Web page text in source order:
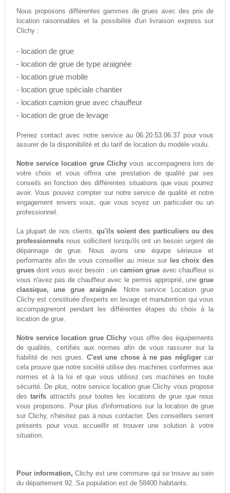
Nous proposons différentes gammes de grues avec des prix de
location raisonnables et la possibilité d'un livraison express sur
Clichy :
- location de grue
- location de grue de type araignée
- location grue mobile
- location grue spéciale chantier
- location camion grue avec chauffeur
- location de grue de levage
Prenez contact avec notre service au06.20.53.06.37 pour vous
assurer de la disponibilité et du tarif de location du modèle voulu.
Notre service location grue Clichy vous accompagnera lors de
votre choix et vous offrira une prestation de qualité par ses
conseils en fonction des différentes situations que vous pourrez
avoir. Vous pouvez compter sur notre service de qualité et notre
engagement envers vous, que vous soyez un particulier ou un
professionnel.
La plupart de nos clients, qu'ils soient des particuliers ou des
professionnelsnous sollicitent lorsqu'ils ont un besoin urgent de
dépannage de grue. Nous avons une équipe sérieuse et
performante afin de vous conseiller au mieux sur
les choix des
gruesdont vous avez besoin : uncamion grue avec chauffeur si
vous n'avez pas de chauffeur avec le permis approprié, unegrue
classique, une grue araignée. Notre service Location grue
Clichy est constituée d'experts en levage et manutention qui vous
accompagneront pendant les différentes étapes du choix à la
location de grue.
Notre service location grue Clichy vous offre des équipements
de qualités, certifiés aux normes afin de vous rassurer sur la
fiabilité de nos grues.C'est une chose à ne pas négligercar
cela prouve que notre société utilise des machines conformes aux
normes et à la loi et que vous utilisez ces machines en toute
sécurité. De plus, notre service location grue Clichy vous propose
destarifs attractifs pour toutes les locations de grue que nous
vous proposons. Pour plus d'informations sur la location de grue
sur Clichy, n'hésitez pas à nous contacter. Des conseillers seront
présents pour vous accueillir et trouver une solution à votre
situation.
Pour information, Clichy est une commune qui se trouve au sein
du département 92. Sa population est de 58400 habitants.